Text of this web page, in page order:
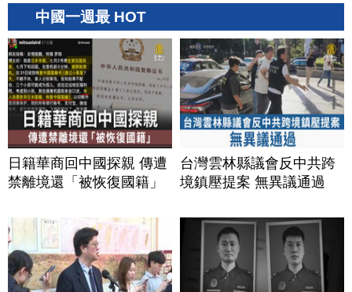
中國一週最 HOT
日籍華商回中國探親 傳遭
禁離境還「被恢復國籍」
台灣雲林縣議會反中共跨
境鎮壓提案 無異議通過